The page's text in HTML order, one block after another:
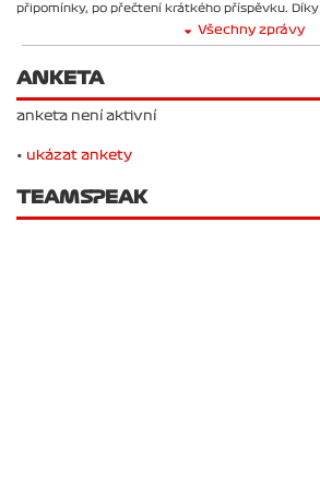
připomínky, po přečtení krátkého příspěvku. Díky
Všechny zprávy
ANKETA
anketa není aktivní
• ukázat ankety
TEAMSPEAK